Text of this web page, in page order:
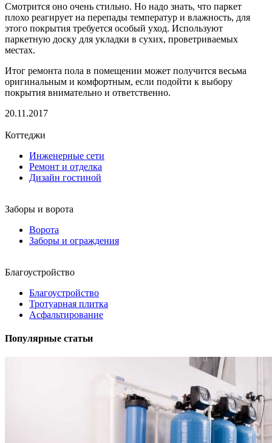
Смотрится оно очень стильно. Но надо знать, что паркет
плохо реагирует на перепады температур и влажность, для
этого покрытия требуется особый уход. Используют
паркетную доску для укладки в сухих, проветриваемых
местах.
Итог ремонта пола в помещении может получится весьма
оригинальным и комфортным, если подойти к выбору
покрытия внимательно и ответственно.
20.11.2017
Коттеджи
Инженерные сети
Ремонт и отделка
Дизайн гостиной
Заборы и ворота
Ворота
Заборы и ограждения
Благоустройство
Благоустройство
Тротуарная плитка
Асфальтирование
Популярные статьи